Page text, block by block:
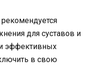
для суставов и
эффективных
в свою